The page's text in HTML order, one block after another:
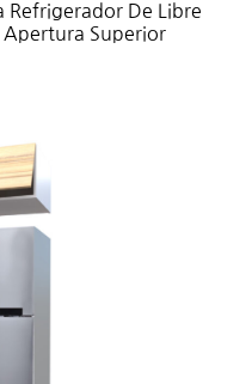
Refrigerador De Libre
Apertura Superior